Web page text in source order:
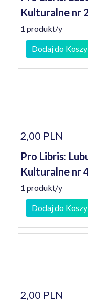
Kulturalne nr
1 produkt/y
Dodaj do
2,00 PLN
Pro Libris:
Kulturalne nr
1 produkt/y
Dodaj do
2,00 PLN